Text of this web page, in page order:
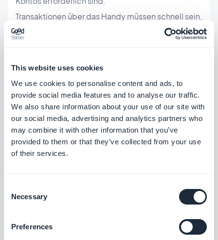
This website uses cookies
We use cookies to personalise content and ads, to
provide social media features and to analyse our traffic.
We also share information about your use of our site with
our social media, advertising and analytics partners who
may combine it with other information that you’ve
provided to them or that they’ve collected from your use
of their services.
Selection
Necessary
Preferences
Transaktionen über das Handy müssen schnell sein,
schneller als über einen Computer, sonst verliert Ihr
Eine Möglichkeit ist, eine Option zum Kaufen als
Gast anzubieten. Wenn Sie wirklich benötigen,
dass der Nutzer ein Konto erstellt (z.B. um seine
Standort-E-Mail-Adresse zu sammeln), stellen Sie
sicher, dass der Prozess so reibungslos wie
möglich abläuft: Sie können z.B. die Möglichkeit
anbieten, sich mit den Konten der sozialen
Mit der automatischen Login-Funktion von
GoodBarber müssen sich Ihre Kunden nur einmal
registrieren und anmelden. Danach werden sie